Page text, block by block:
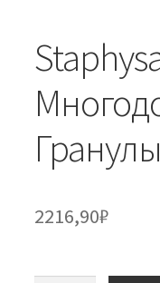
Гранулы
2216,90₽